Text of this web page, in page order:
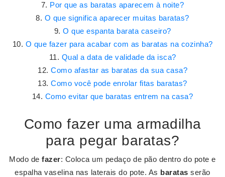
Por que as baratas aparecem à noite?
O que significa aparecer muitas baratas?
O que espanta barata caseiro?
O que fazer para acabar com as baratas na cozinha?
Qual a data de validade da isca?
Como afastar as baratas da sua casa?
Como você pode enrolar fitas baratas?
Como evitar que baratas entrem na casa?
Como fazer uma armadilha
para pegar baratas?
Modo defazer: Coloca um pedaço de pão dentro do pote e
espalha vaselina nas laterais do pote. As baratas serão